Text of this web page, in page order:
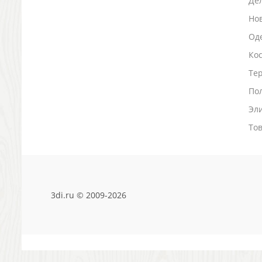
Визитницы настольные
3di.ru © 2009-2026